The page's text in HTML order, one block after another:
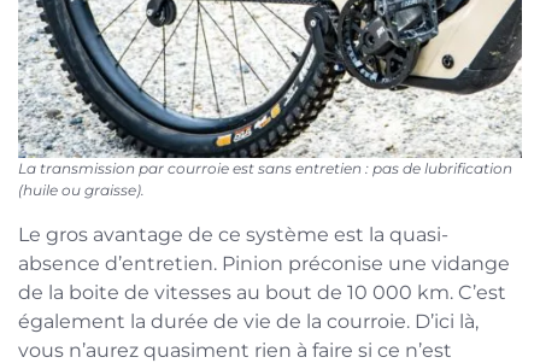
La transmission par courroie est sans entretien : pas de lubrification
(huile ou graisse).
Le gros avantage de ce système est la quasi-
absence d’entretien. Pinion préconise une vidange
de la boite de vitesses au bout de 10 000 km. C’est
également la durée de vie de la courroie. D’ici là,
vous n’aurez quasiment rien à faire si ce n’est